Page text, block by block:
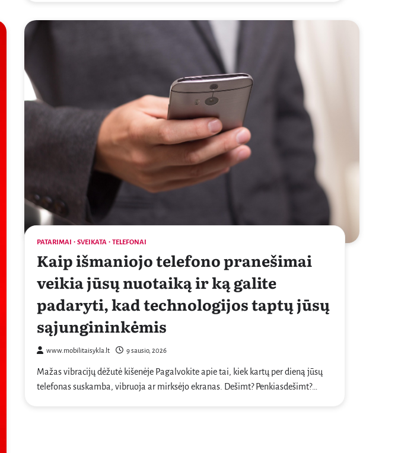
PATARIMAI SVEIKATA TELEFONAI
Kaip išmaniojo telefono pranešimai
veikia jūsų nuotaiką ir ką galite
padaryti, kad technologijos taptų jūsų
sąjungininkėmis
www.mobilitaisykla.lt 9 sausio, 2026
Mažas vibracijų dėžutė kišenėje Pagalvokite apie tai, kiek kartų per dieną jūsų
telefonas suskamba, vibruoja ar mirksėjo ekranas. Dešimt? Penkiasdešimt?…